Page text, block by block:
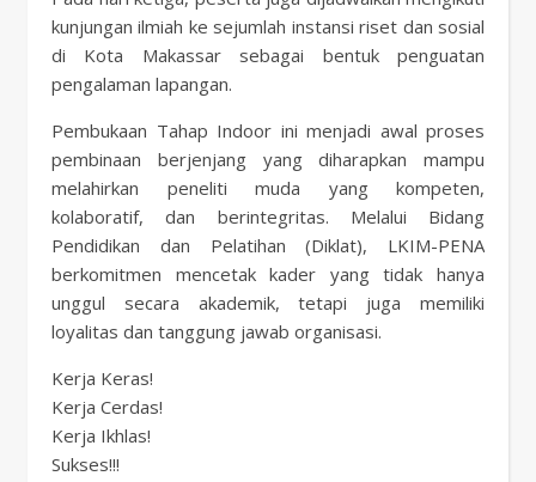
kunjungan ilmiah ke sejumlah instansi riset dan sosial
di Kota Makassar sebagai bentuk penguatan
pengalaman lapangan.
Pembukaan Tahap Indoor ini menjadi awal proses
pembinaan berjenjang yang diharapkan mampu
melahirkan peneliti muda yang kompeten,
kolaboratif, dan berintegritas. Melalui Bidang
Pendidikan dan Pelatihan (Diklat), LKIM-PENA
berkomitmen mencetak kader yang tidak hanya
unggul secara akademik, tetapi juga memiliki
loyalitas dan tanggung jawab organisasi.
Kerja Keras!
Kerja Cerdas!
Kerja Ikhlas!
Sukses!!!